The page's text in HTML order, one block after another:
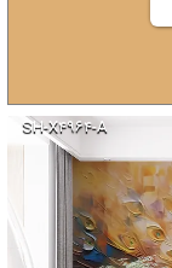
SH-X۴۹۶۴-A